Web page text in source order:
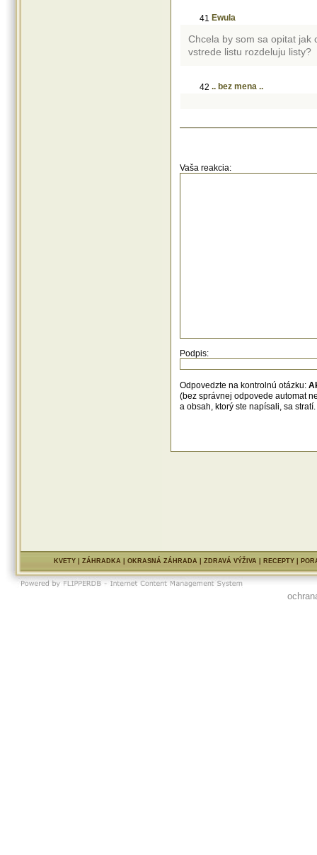
41 Ewula
Chcela by som sa opitat jak
vstrede listu rozdeluju listy?
42 .. bez mena ..
Vaša reakcia:
Podpis:
Odpovedzte na kontrolnú otázku:
(bez správnej odpovede automat
a obsah, ktorý ste napísali, sa
KVETY| ZÁHRADKA| OKRASNÁ ZÁHRADA| ZDRAVÁ VÝŽIVA| RECEPTY|